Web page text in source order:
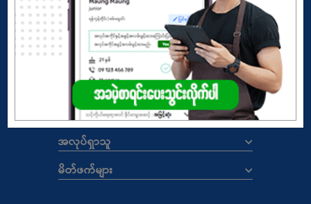
Copyright© 2026 ALOTE.com.mm
မူဝါဒ| စည်းကမ်းနှင့်သတ်မှတ်ချက်များ
ALOTE.COM.MM
အလုပ်ရှင်များ
အလုပ်ရှာသူ
မိတ်ဖက်များ